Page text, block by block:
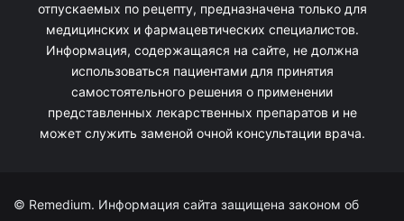
отпускаемых по рецепту, предназначена только для
медицинских и фармацевтических специалистов.
Информация, содержащаяся на сайте, не должна
использоваться пациентами для принятия
самостоятельного решения о применении
представленных лекарственных препаратов и не
может служить заменой очной консультации врача.
© Remedium. Информация сайта защищена законом об